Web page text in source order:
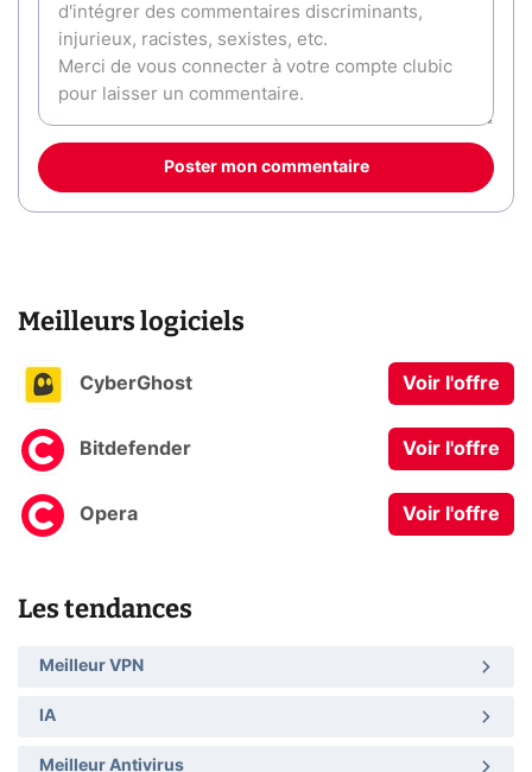
Poster mon commentaire
Meilleurs logiciels
CyberGhost Voir l'offre
Bitdefender Voir l'offre
Opera Voir l'offre
Les tendances
Meilleur VPN
IA
Meilleur Antivirus